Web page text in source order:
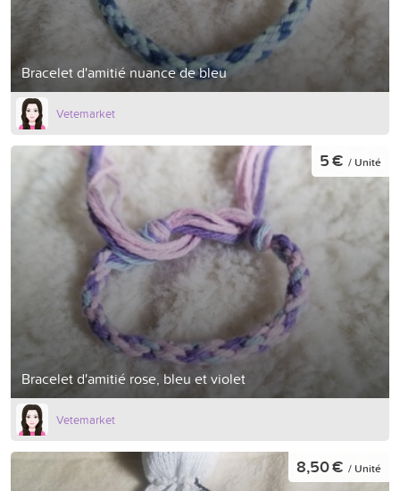
Bracelet d'amitié nuance de bleu
Vetemarket
Bracelet d'amitié rose, bleu et violet
5 € / Unité
Vetemarket
8,50 € / Unité